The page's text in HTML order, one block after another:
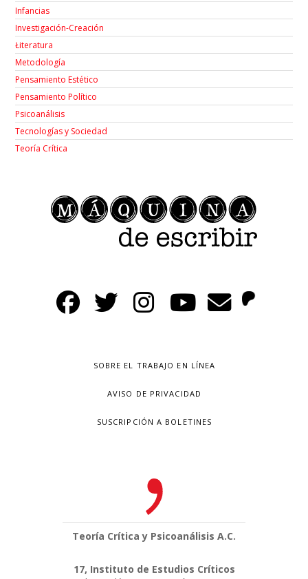
Infancias
Investigación-Creación
Łiteratura
Metodología
Pensamiento Estético
Pensamiento Político
Psicoanálisis
Tecnologías y Sociedad
Teoría Crítica
SOBRE EL TRABAJO EN LÍNEA
AVISO DE PRIVACIDAD
SUSCRIPCIÓN A BOLETINES
Teoría Crítica y Psicoanálisis A.C.
17, Instituto de Estudios Críticos